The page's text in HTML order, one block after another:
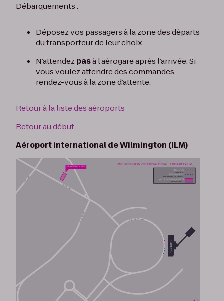
Débarquements :
Déposez vos passagers à la zone des départs
du transporteur de leur choix.
N’attendez pasà l’aérogare après l’arrivée. Si
vous voulez attendre des commandes,
rendez-vous à la zone d’attente.
Retour à la liste des aéroports
Retour au début
Aéroport international de Wilmington (ILM)